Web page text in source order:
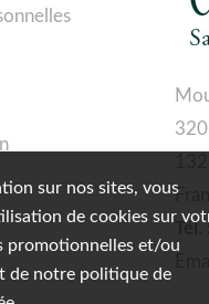
sur nos sites, vous
de cookies sur
promotionnelles et/ou
de notre politique de